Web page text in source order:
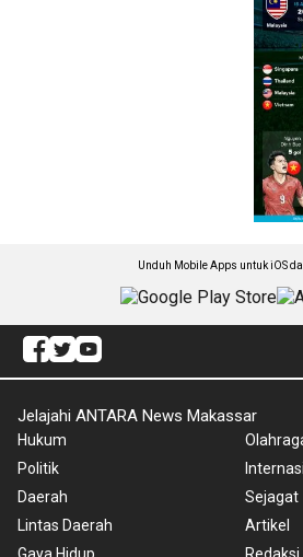
Unduh Mobile Apps untuk iOS
Jelajahi ANTARA News Makassar
Hukum
Politik
Daerah
Lintas Daerah
Gaya Hidup
Sejagat
Artikel
Redaksi